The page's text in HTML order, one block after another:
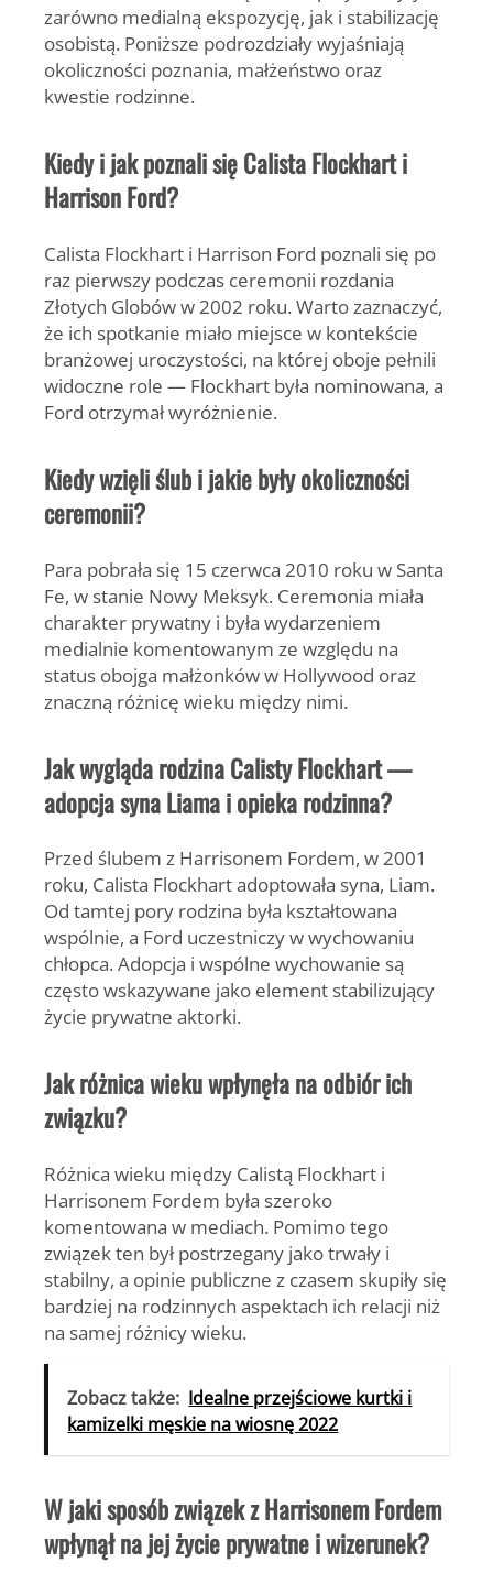
zarówno medialną ekspozycję, jak i stabilizację
osobistą. Poniższe podrozdziały wyjaśniają
okoliczności poznania, małżeństwo oraz
kwestie rodzinne.
Kiedy i jak poznali się Calista Flockhart i
Harrison Ford?
Calista Flockhart i Harrison Ford poznali się po
raz pierwszy podczas ceremonii rozdania
Złotych Globów w 2002 roku. Warto zaznaczyć,
że ich spotkanie miało miejsce w kontekście
branżowej uroczystości, na której oboje pełnili
widoczne role — Flockhart była nominowana, a
Ford otrzymał wyróżnienie.
Kiedy wzięli ślub i jakie były okoliczności
ceremonii?
Para pobrała się 15 czerwca 2010 roku w Santa
Fe, w stanie Nowy Meksyk. Ceremonia miała
charakter prywatny i była wydarzeniem
medialnie komentowanym ze względu na
status obojga małżonków w Hollywood oraz
znaczną różnicę wieku między nimi.
Jak wygląda rodzina Calisty Flockhart —
adopcja syna Liama i opieka rodzinna?
Przed ślubem z Harrisonem Fordem, w 2001
roku, Calista Flockhartadoptowała syna, Liam.
Od tamtej pory rodzina była kształtowana
wspólnie, a Ford uczestniczy w wychowaniu
chłopca. Adopcja i wspólne wychowanie są
często wskazywane jako element stabilizujący
życie prywatne aktorki.
Jak różnica wieku wpłynęła na odbiór ich
związku?
Różnica wieku między Calistą Flockhart i
Harrisonem Fordem była szeroko
komentowana w mediach. Pomimo tego
związek ten był postrzegany jako trwały i
stabilny, a opinie publiczne z czasem skupiły się
bardziej na rodzinnych aspektach ich relacji niż
na samej różnicy wieku.
Zobacz także: Idealne przejściowe kurtki i
kamizelki męskie na wiosnę 2022
W jaki sposób związek z Harrisonem Fordem
wpłynął na jej życie prywatne i wizerunek?